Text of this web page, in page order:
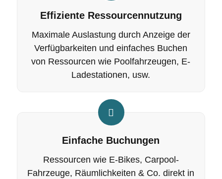
Effiziente Ressourcennutzung
Maximale Auslastung durch Anzeige der
Verfügbarkeiten und einfaches Buchen
von Ressourcen wie Poolfahrzeugen, E-
Ladestationen, usw.
Einfache Buchungen
Ressourcen wie E-Bikes, Carpool -
Fahrzeuge, Räumlichkeiten & Co. direkt in